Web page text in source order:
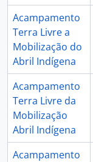
Acampamento
Terra Livre a
Mobilização do
Abril Indígena
Acampamento
Terra Livre da
Mobilização
Abril Indígena
Acampamento